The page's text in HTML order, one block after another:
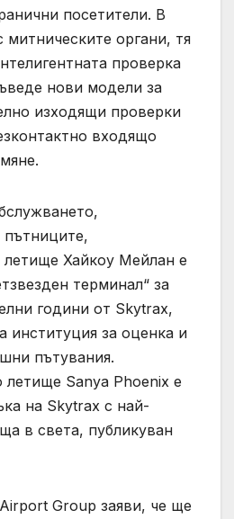
посетители. В
митническите органи, тя
проверка
нови модели за
изходящи проверки
входящо
Хайкоу Мейлан е
терминал“ за
години от Skytrax,
институция за оценка и
пътувания.
Sanya Phoenix е
на Skytrax с най-
в света, публикуван
Group заяви, че ще